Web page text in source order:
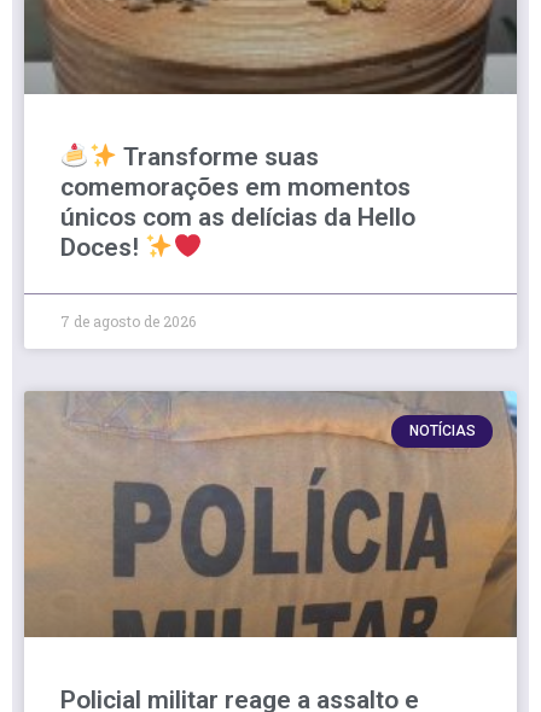
Transforme suas
comemorações em momentos
únicos com as delícias da Hello
Doces!
7 de agosto de 2026
NOTÍCIAS
Policial militar reage a assalto e